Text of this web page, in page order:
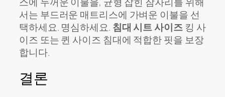
서는 부드러운 매트리스에 가벼운 이불을 선
택하세요. 명심하세요. 침대 시트 사이즈킹 사
이즈 또는 퀸 사이즈 침대에 적합한 핏을 보장
합니다.
결론